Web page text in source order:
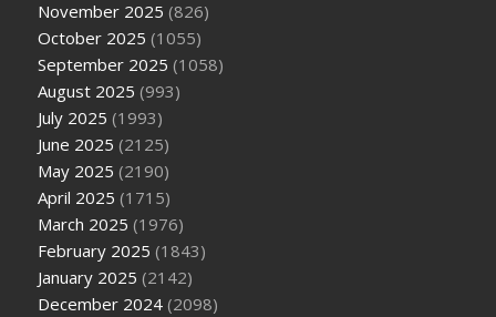
November 2025 (826)
October 2025 (1055)
September 2025 (1058)
August 2025 (993)
July 2025 (1993)
June 2025 (2125)
May 2025 (2190)
April 2025 (1715)
March 2025 (1976)
February 2025 (1843)
January 2025 (2142)
December 2024 (2098)